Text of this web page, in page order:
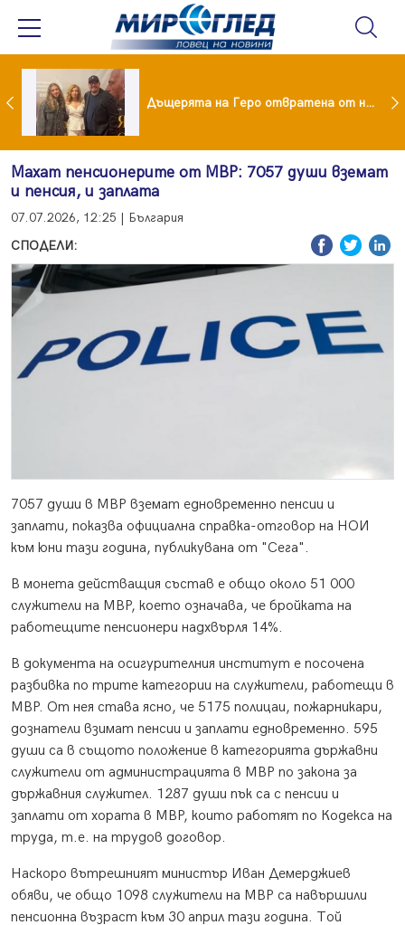
Тодор Батков омъжи дъщеря си Калина! Дъщерята на Геро отвратена от него след развода!
Махат пенсионерите от МВР: 7057 души вземат
и пенсия, и заплата
07.07.2026, 12:25 | България
СПОДЕЛИ:
7057 души в МВР вземат едновременно пенсии и
заплати, показва официална справка-отговор на НОИ
към юни тази година, публикувана от "Сега".
В монета действащия състав е общо около 51 000
служители на МВР, което означава, че бройката на
работещите пенсионери надхвърля 14%.
В документа на осигурителния институт е посочена
разбивка по трите категории на служители, работещи в
МВР. От нея става ясно, че 5175 полицаи, пожарникари,
дознатели взимат пенсии и заплати едновременно. 595
души са в същото положение в категорията държавни
служители от администрацията в МВР по закона за
държавния служител. 1287 души пък са с пенсии и
заплати от хората в МВР, които работят по Кодекса на
труда, т.е. на трудов договор.
Наскоро вътрешният министър Иван Демерджиев
обяви, че общо 1098 служители на МВР са навършили
пенсионна възраст към 30 април тази година. Той